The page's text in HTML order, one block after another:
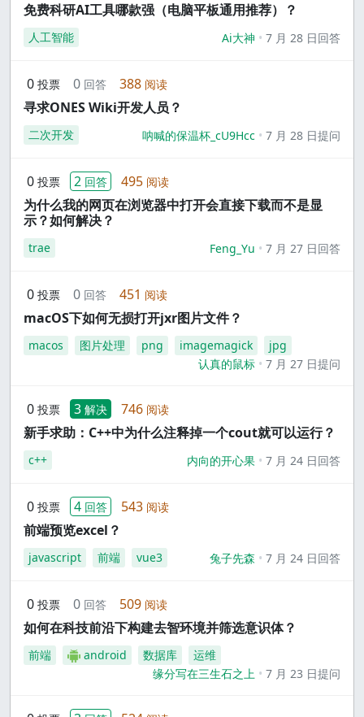
免费科研AI工具哪款强（电脑平板通用推荐）？
人工智能 Ai大神 7 月 28 日回答
0 投票 0 回答 388 阅读
寻求ONES Wiki开发人员？
二次开发 呐喊的保温杯_cU9Hcc 7 月 28 日提问
0 投票 2 回答 495 阅读
为什么我的网页在浏览器中打开会直接下载而不是显
示？如何解决？
trae Feng_Yu 7 月 27 日回答
0 投票 0 回答 451 阅读
macOS下如何无损打开jxr图片文件？
macos 图片处理 png imagemagick
jpg
认真的鼠标
7 月 27 日提问
0 投票 3 解决 746 阅读
新手求助：C++中为什么注释掉一个cout就可以运行？
c++ 内向的开心果 7 月 24 日回答
0 投票 4 回答 543 阅读
前端预览excel？
javascript 前端 vue3 兔子先森 7 月 24 日回答
0 投票 0 回答 509 阅读
如何在科技前沿下构建去智环境并筛选意识体？
前端 android 数据库
运维
缘分写在三生石之上
7 月 23 日提问